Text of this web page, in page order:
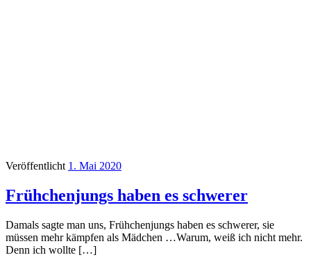
Veröffentlicht 1. Mai 2020
Frühchenjungs haben es schwerer
Damals sagte man uns, Frühchenjungs haben es schwerer, sie
müssen mehr kämpfen als Mädchen …Warum, weiß ich nicht mehr.
Denn ich wollte […]